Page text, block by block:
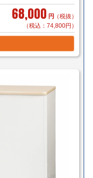
寄せ・来店予約）
68,000 円 （税抜）
（税込：74,800円）